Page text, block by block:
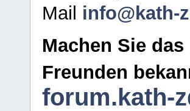
Mail info@kath-
Machen Sie
Freunden
forum.kath-